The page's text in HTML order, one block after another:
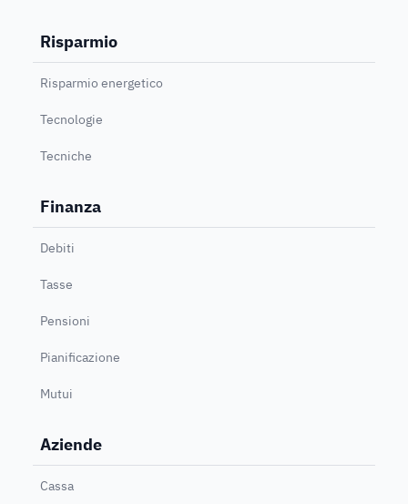
Risparmio
Risparmio energetico
Tecnologie
Tecniche
Finanza
Debiti
Tasse
Pensioni
Pianificazione
Mutui
Aziende
Cassa